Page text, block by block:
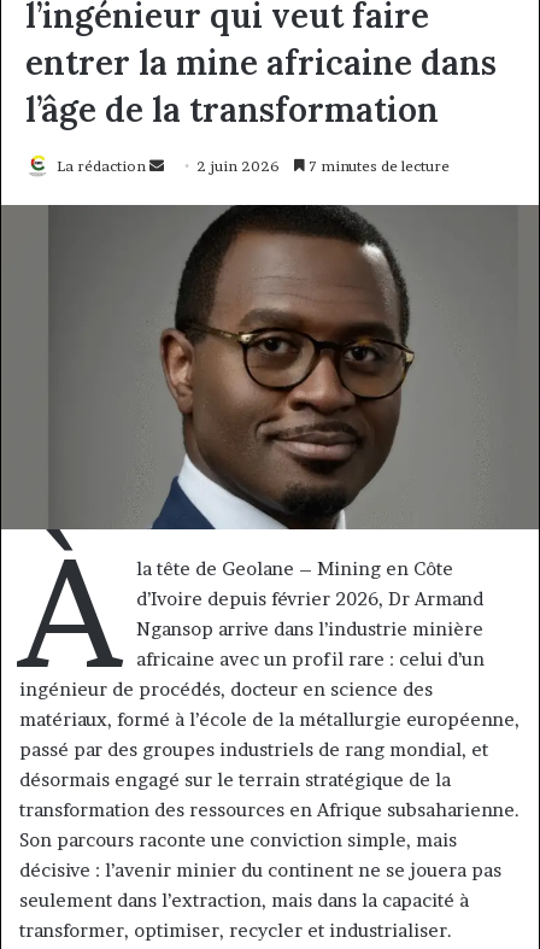
l’ingénieur qui veut faire
entrer la mine africaine dans
l’âge de la transformation
La rédaction
Envoyer
courriel
2 juin 2026 7 minutes de lecture
À
la tête de Geolane – Mining en Côte
d’Ivoire depuis février 2026, Dr Armand
Ngansop arrive dans l’industrie minière
africaine avec un profil rare : celui d’un
ingénieur de procédés, docteur en science des
matériaux, formé à l’école de la métallurgie européenne,
passé par des groupes industriels de rang mondial, et
désormais engagé sur le terrain stratégique de la
transformation des ressources en Afrique subsaharienne.
Son parcours raconte une conviction simple, mais
décisive : l’avenir minier du continent ne se jouera pas
seulement dans l’extraction, mais dans la capacité à
transformer, optimiser, recycler et industrialiser.